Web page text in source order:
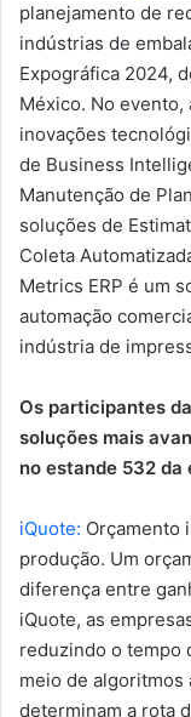
planejamento de
indústrias de
Expográfica 2024,
México. No evento,
inovações
de Business
Manutenção de
soluções de
Coleta
Metrics ERP é um
automação
indústria de
Os participantes
soluções mais
no estande 532 da
iQuote: Orçamento
produção. Um
diferença entre
iQuote, as
reduzindo o tempo
meio de algoritmos
determinam a rota